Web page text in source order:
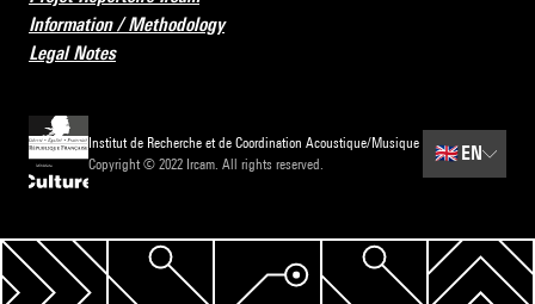
Information / Methodology
Legal Notes
Institut de Recherche et de Coordination Acoustique/Musique
Copyright © 2022 Ircam. All rights reserved.
🇬🇧 EN